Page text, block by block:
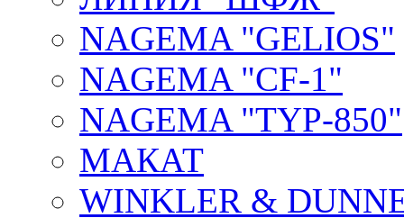
NAGEMA "GELIOS"
NAGEMA "CF-1"
NAGEMA "TYP-850"
МАКАТ
WINKLER &